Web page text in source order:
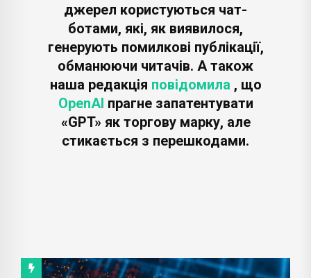
джерел користуються чат-
ботами, які, як виявилося,
генерують помилкові публікації,
обманюючи читачів. А також
наша редакція повідомила , що
OpenAI прагне запатентувати
«GPT» як торгову марку, але
стикається з перешкодами.